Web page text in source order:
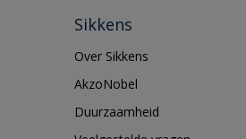
Sikkens
Over Sikkens
AkzoNobel
Duurzaamheid